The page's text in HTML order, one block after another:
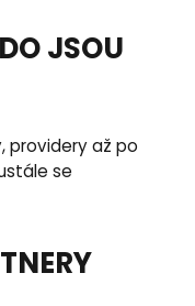
JSOU
providery až po
se